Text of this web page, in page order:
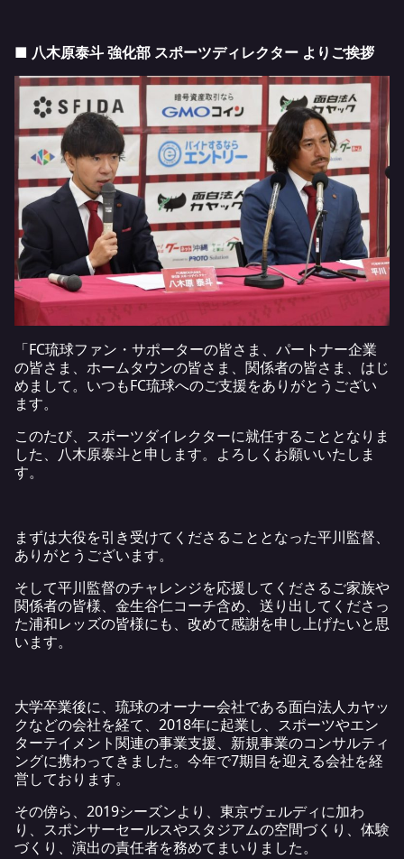
■ 八木原泰斗 強化部 スポーツディレクター よりご挨拶
「FC琉球ファン・サポーターの皆さま、パートナー企業
の皆さま、ホームタウンの皆さま、関係者の皆さま、はじ
めまして。いつもFC琉球へのご支援をありがとうござい
ます。
このたび、スポーツダイレクターに就任することとなりま
した、八木原泰斗と申します。よろしくお願いいたしま
す。
まずは大役を引き受けてくださることとなった平川監督、
ありがとうございます。
そして平川監督のチャレンジを応援してくださるご家族や
関係者の皆様、金生谷仁コーチ含め、送り出してくださっ
た浦和レッズの皆様にも、改めて感謝を申し上げたいと思
います。
大学卒業後に、琉球のオーナー会社である面白法人カヤッ
クなどの会社を経て、2018年に起業し、スポーツやエン
ターテイメント関連の事業支援、新規事業のコンサルティ
ングに携わってきました。今年で7期目を迎える会社を経
営しております。
その傍ら、2019シーズンより、東京ヴェルディに加わ
り、スポンサーセールスやスタジアムの空間づくり、体験
づくり、演出の責任者を務めてまいりました。